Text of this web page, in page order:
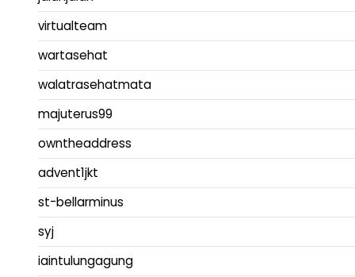
virtualteam
wartasehat
walatrasehatmata
majuterus99
owntheaddress
advent1jkt
st-bellarminus
syj
iaintulungagung